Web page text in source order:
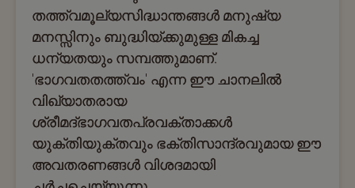
തത്ത്വമൂല്യസിദ്ധാന്തങ്ങള്‍ മനുഷ്യ
മനസ്സിനും ബുദ്ധിയ്ക്കുമുള്ള മികച്ച
ധന്യതയും സമ്പത്തുമാണ്.
'ഭാഗവതതത്ത്വം' എന്ന ഈ ചാനലില്‍
വിഖ്യാതരായ
ശ്രീമദ്ഭാഗവതപ്രവക്താക്കള്‍
യുക്തിയുക്തവും ഭക്തിസാന്ദ്രവുമായ ഈ
അവതരണങ്ങള്‍ വിശദമായി